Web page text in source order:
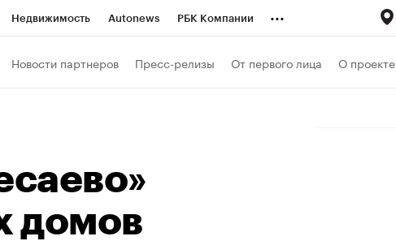
Недвижимость Autonews РБК Компании ...
Новости партнеров Пресс-релизы От первого лица О проекте
домов